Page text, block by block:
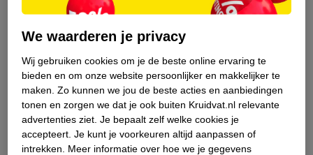
Ineens het middagdutje weigeren;
’s Avonds niet naar bed willen;
Niet willen dat je weggaat wanneer je hem of haar naar bed
gebracht hebt;
’s Nachts wakker worden;
’s Morgens vroeger wakker worden;
We waarderen je privacy
Wij gebruiken cookies om je de beste online ervaring te
bieden en om onze website persoonlijker en makkelijker te
maken. Zo kunnen we jou de beste acties en aanbiedingen
tonen en zorgen we dat je ook buiten Kruidvat.nl relevante
advertenties ziet. Je bepaalt zelf welke cookies je
accepteert. Je kunt je voorkeuren altijd aanpassen of
intrekken.
Meer informatie over hoe we je gegevens